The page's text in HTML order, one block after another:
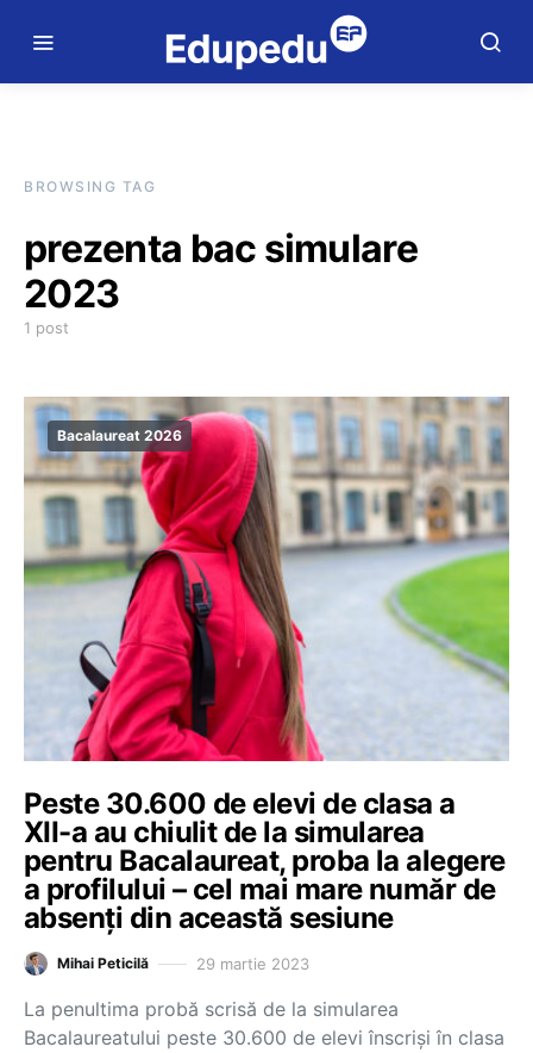
BROWSING TAG
prezenta bac simulare
2023
1 post
Bacalaureat 2026
Peste 30.600 de elevi de clasa a
XII-a au chiulit de la simularea
pentru Bacalaureat, proba la alegere
a profilului – cel mai mare număr de
absenți din această sesiune
Mihai Peticilă 29 martie 2023
La penultima probă scrisă de la simularea
Bacalaureatului peste 30.600 de elevi înscriși în clasa